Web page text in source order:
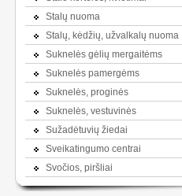
Stalų nuoma
Stalų, kėdžių, užvalkalų nuoma
Suknelės gėlių mergaitėms
Suknelės pamergėms
Suknelės, proginės
Suknelės, vestuvinės
Sužadėtuvių žiedai
Sveikatingumo centrai
Svočios, piršliai